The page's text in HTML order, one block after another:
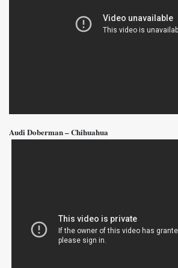
Audi Doberman – Chihuahua